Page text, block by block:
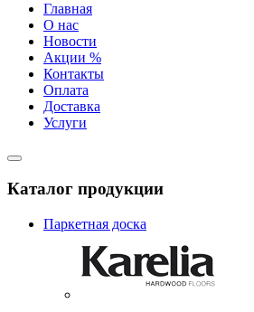
Главная
О нас
Новости
Акции %
Контакты
Оплата
Доставка
Услуги
Каталог продукции
Паркетная доска